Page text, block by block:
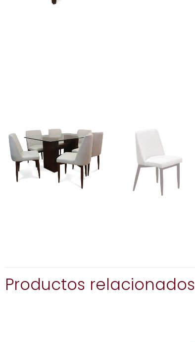
Productos relacionados